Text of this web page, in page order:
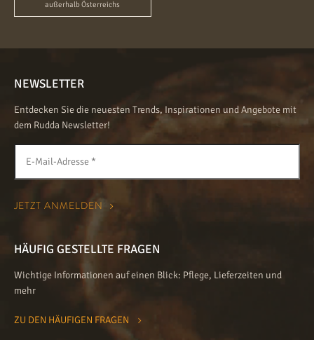
außerhalb Österreichs
NEWSLETTER
Entdecken Sie die neuesten Trends, Inspirationen und Angebote mit
dem Rudda Newsletter!
HÄUFIG GESTELLTE FRAGEN
Wichtige Informationen auf einen Blick: Pflege, Lieferzeiten und
mehr
ZU DEN HÄUFIGEN FRAGEN